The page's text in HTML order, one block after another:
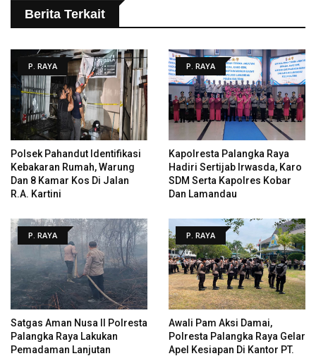
Berita Terkait
P. RAYA
Polsek Pahandut Identifikasi
Kebakaran Rumah, Warung
Dan 8 Kamar Kos Di Jalan
R.A. Kartini
P. RAYA
Kapolresta Palangka Raya
Hadiri Sertijab Irwasda, Karo
SDM Serta Kapolres Kobar
Dan Lamandau
P. RAYA
Satgas Aman Nusa II Polresta
Palangka Raya Lakukan
Pemadaman Lanjutan
P. RAYA
Awali Pam Aksi Damai,
Polresta Palangka Raya Gelar
Apel Kesiapan Di Kantor PT.